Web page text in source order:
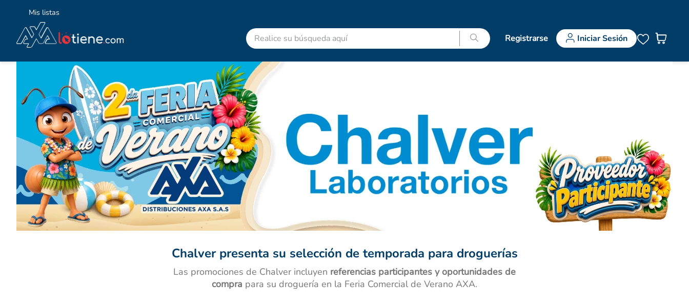
Mis listas
Realice su búsqueda aquí
Registrarse Iniciar Sesión
Chalver presenta su selección de temporada para droguerías
Las promociones de Chalver incluyen referencias participantes y oportunidades de
compra para su droguería en la Feria Comercial de Verano AXA.
1.
advitabs
2.
acetaminofen
3.
colgate
4.
cyclofem
5.
shampoo
6.
pedialyte
7.
dolex
8
desodorante
9.
clotrimazol